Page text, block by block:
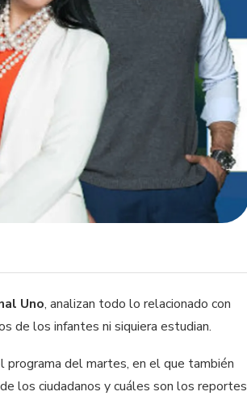
Uno, analizan todo lo relacionado con
de los infantes ni siquiera estudian.
del martes, en el que también
los ciudadanos y cuáles son los reportes